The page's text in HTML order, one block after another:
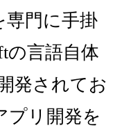
専門に手掛
の言語自体
発されてお
プリ開発を